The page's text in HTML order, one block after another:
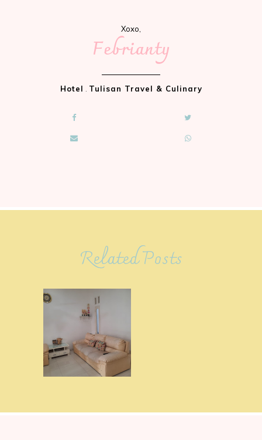
Xoxo,
Febrianty
Hotel . Tulisan Travel & Culinary
Related Posts